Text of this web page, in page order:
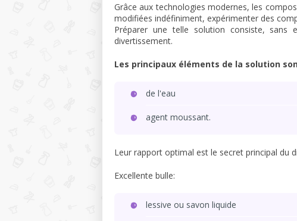
Grâce aux technologies modernes, les
modifiées indéfiniment, expérimenter des
Préparer une telle solution consiste, sans
divertissement.
Les principaux éléments de la solution
de l'eau
agent moussant.
Leur rapport optimal est le secret principal du
Excellente bulle:
lessive ou savon liquide